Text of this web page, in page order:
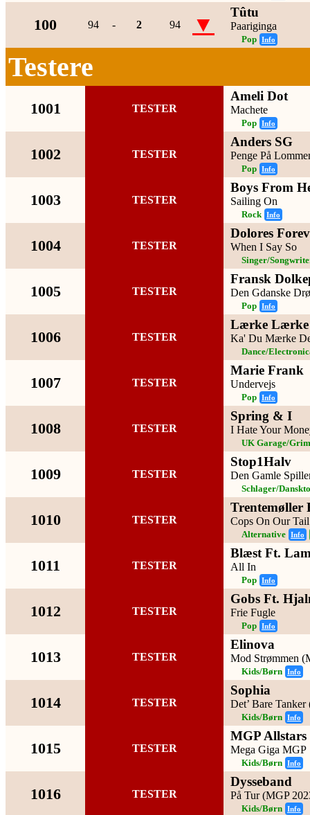
100 94 - 2 94 ▼ Tûtu
Paariginga
Pop Info
Testere
1001 TESTER
Ameli Dot
Machete
Pop Info
1002 TESTER
Anders SG
Penge På
Pop Info
1003 TESTER
Boys From
Sailing On
Rock Info
1004 TESTER
Dolores
When I Say So
Singer/
1005 TESTER
Fransk
Den Gdanske
Pop Info
1006 TESTER
Lærke Lærke
Ka' Du Mærke
Dance/
1007 TESTER
Marie Frank
Undervejs
Pop Info
1008 TESTER
Spring & I
I Hate Your
UK Garage/
1009 TESTER
Stop1Halv
Den Gamle
Schlager/
1010 TESTER
Trentemøller
Cops On Our Tail
Alternative Info
1011 TESTER
Blæst Ft.
All In
Pop Info
1012 TESTER
Gobs Ft.
Frie Fugle
Pop Info
1013 TESTER
Elinova
Mod Strømmen
Kids/Børn Info
1014 TESTER
Sophia
Det’ Bare
Kids/Børn Info
1015 TESTER
MGP Allstars
Mega Giga MGP
Kids/Børn Info
1016 TESTER
Dysseband
På Tur (MGP
Kids/Børn Info